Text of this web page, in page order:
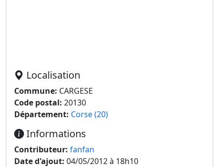
Localisation
Commune: CARGESE
Code postal: 20130
Département: Corse (20)
Informations
Contributeur: fanfan
Date d'ajout: 04/05/2012 à 18h10